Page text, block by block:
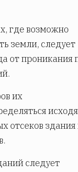
где возможно
земли, следует
от проникания
их
отсеков здания
следует